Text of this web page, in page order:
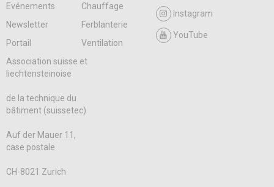
Evénements
Chauffage
Newsletter
Ferblanterie
Portail
Ventilation
Instagram
YouTube
Association suisse et
liechtensteinoise
de la technique du
bâtiment (suissetec)
Auf der Mauer 11,
case postale
CH-8021 Zurich